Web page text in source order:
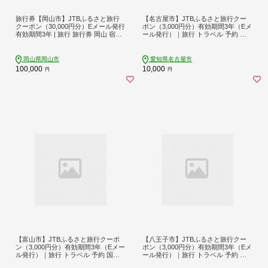
旅行券【岡山市】JTBふるさと旅行
クーポン（30,000円分）Eメール発行
有効期間3年​ | 旅行 旅行券 岡山 宿泊
ラベルクーポン 観光 体験 ホテル 旅
館 チケット 人気 おすすめ 店頭 オン
ライン ネット予約 電話
岡山県岡山市
100,000 円
【名古屋市】JTBふるさと旅行クー
ポン（3,000円分）有効期間3年（Eメ
ール発行）｜旅行 トラベル 予約 国
子供 子連れ カップル 家族 人気 おす
すめ 旅行クーポン 店頭 オンライン
ネット予約 電話 有効期間3年
愛知県名古屋市
10,000 円
【富山市】JTBふるさと旅行クーポ
ン（3,000円分）有効期間3年（Eメー
ル発行）｜旅行 トラベル 予約 国内
【八王子市】JTBふるさと旅行クー
ポン（3,000円分）有効期間3年（Eメ
ール発行）｜旅行 トラベル 予約 国